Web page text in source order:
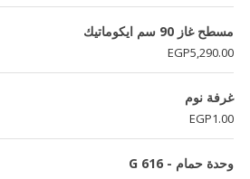
مسطح غاز 90 سم ايكوماتيك
EGP5,290.00
غرفة نوم
EGP1.00
وحدة حمام - G 616